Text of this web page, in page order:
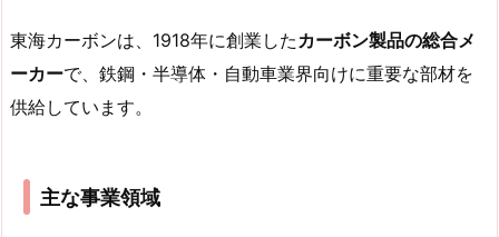
東海カーボンは、1918年に創業したカーボン製品の総合メ
ーカーで、鉄鋼・半導体・自動車業界向けに重要な部材を
供給しています。
主な事業領域